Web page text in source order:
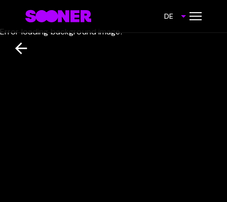
DE
Error loading background image.